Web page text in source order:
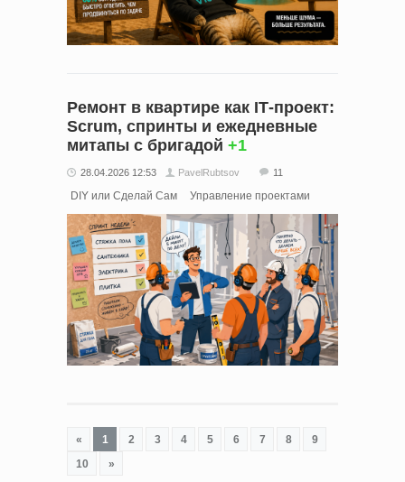
Ремонт в квартире как IT‑проект:
Scrum, спринты и ежедневные
митапы с бригадой +1
28.04.2026 12:53 PavelRubtsov 11
DIY или Сделай Сам Управление проектами
« 1 2 3 4 5 6 7 8
9
10
»